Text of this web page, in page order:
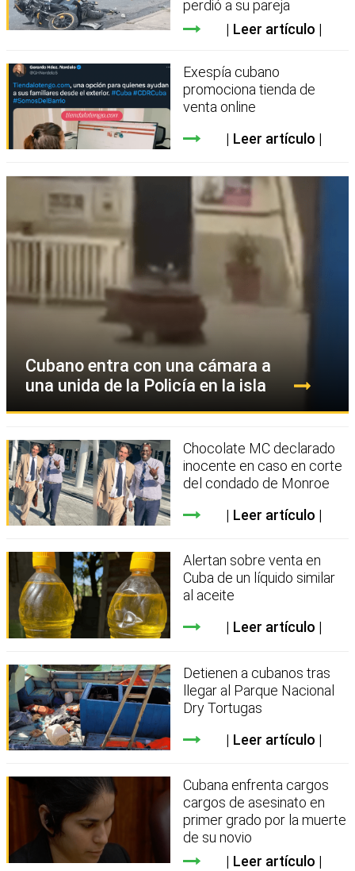
perdió a su pareja
Leer artículo
Exespía cubano
promociona tienda de
venta online
Leer artículo
Cubano entra con una cámara a
una unida de la Policía en la isla
Chocolate MC declarado
inocente en caso en corte
del condado de Monroe
Leer artículo
Alertan sobre venta en
Cuba de un líquido similar
al aceite
Leer artículo
Detienen a cubanos tras
llegar al Parque Nacional
Dry Tortugas
Leer artículo
Cubana enfrenta cargos
cargos de asesinato en
primer grado por la muerte
de su novio
Leer artículo